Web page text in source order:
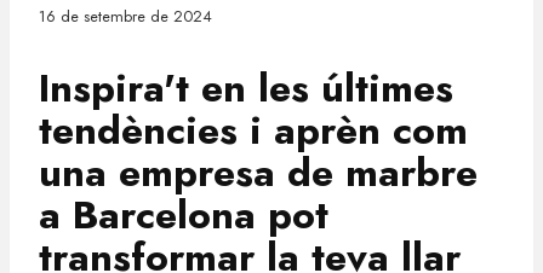
16 de setembre de 2024
Inspira't en les últimes
tendències i aprèn com
una empresa de marbre
a Barcelona pot
transformar la teva llar